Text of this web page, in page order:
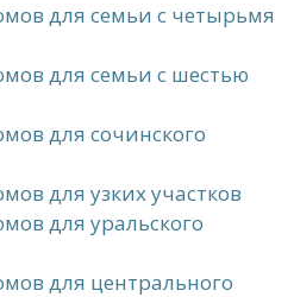
для семьи с четырьмя
для семьи с шестью
для сочинского
для узких участков
для уральского
для центрального